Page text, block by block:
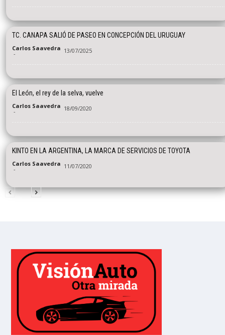
TC. CANAPA SALIÓ DE PASEO EN CONCEPCIÓN DEL URUGUAY
Carlos Saavedra
- 13/07/2025
El León, el rey de la selva, vuelve
Carlos Saavedra
- 18/09/2020
KINTO EN LA ARGENTINA, LA MARCA DE SERVICIOS DE TOYOTA
Carlos Saavedra
- 11/07/2020